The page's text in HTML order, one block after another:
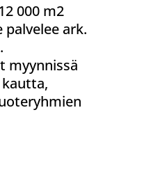
000 m2
ark.
myynnissä